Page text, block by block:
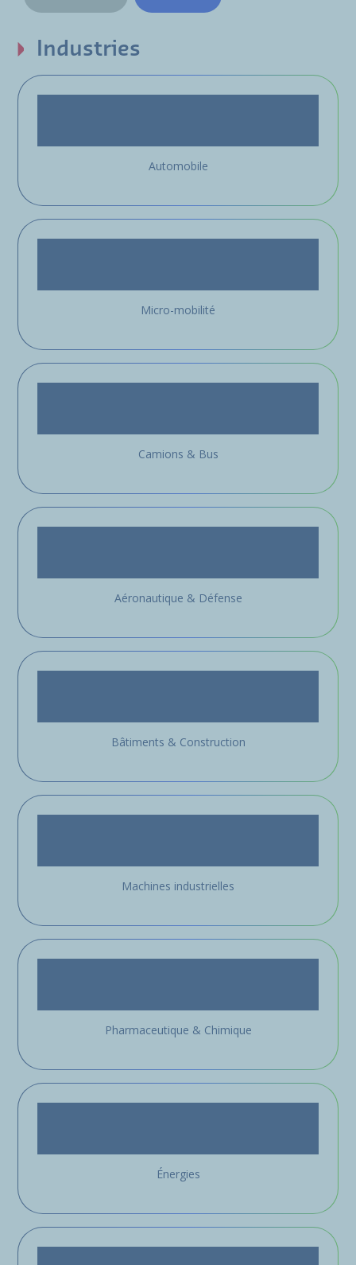
Industries
Automobile
Micro-mobilité
Camions & Bus
Aéronautique & Défense
Bâtiments & Construction
Machines industrielles
Pharmaceutique & Chimique
Énergies